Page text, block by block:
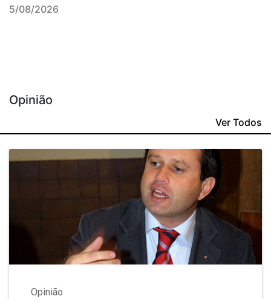
5/08/2026
Opinião
Ver Todos
Opinião